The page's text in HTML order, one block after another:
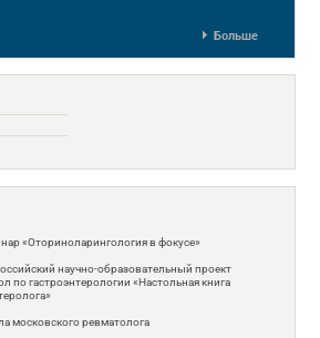
Больше
«Оториноларингология в фокусе»
научно-образовательный проект
гастроэнтерологии «Настольная книга
московского ревматолога